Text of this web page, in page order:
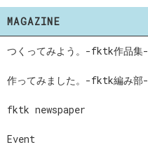
MAGAZINE
つくってみよう。-fktk作品集-
作ってみました。-fktk編み部-
fktk newspaper
Event